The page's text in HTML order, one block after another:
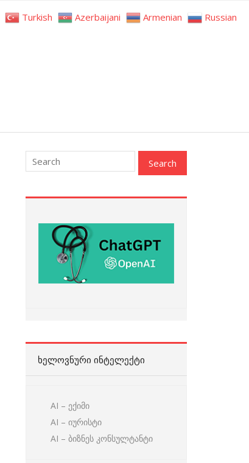
ᲮᲔᲚᲝᲕᲜᲣᲠᲘ ᲘᲜᲢᲔᲚᲔᲥᲢᲘ
AI – ექიმი
AI – იურისტი
AI – ბიზნეს კონსულტანტი
Turkish Azerbaijani Armenian Russian